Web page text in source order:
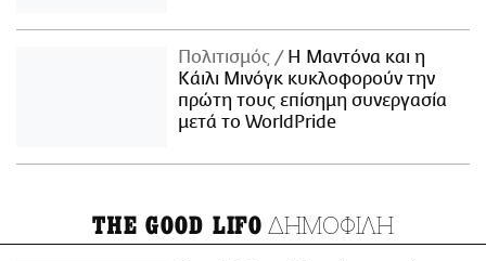
Πολιτισμός
Η Μαντόνα και η
Κάιλι Μινόγκ κυκλοφορούν την
πρώτη τους επίσημη συνεργασία
μετά το WorldPride
THE GOOD LIFO ΔΗΜΟΦΙΛΗ